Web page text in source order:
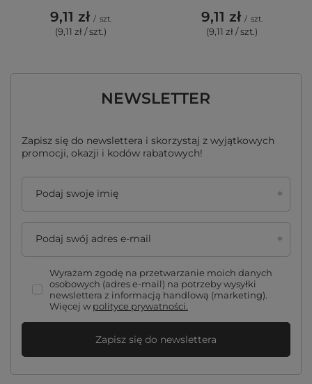
9,11 zł / szt.
(9,11 zł / szt.)
9,11 zł / szt.
(9,11 zł / szt.)
NEWSLETTER
Zapisz się do newslettera i skorzystaj z wyjątkowych
promocji, okazji i kodów rabatowych!
Podaj swoje imię
Podaj swój adres e-mail
Wyrażam zgodę na przetwarzanie moich danych
osobowych (adres e-mail) na potrzeby wysyłki
newslettera z informacją handlową (marketing).
Więcej w polityce prywatności.
Zapisz się do newslettera